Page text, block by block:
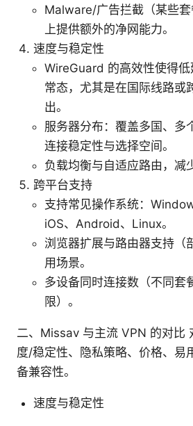
Malware/广告拦截（某些
上提供额外的净网能力。
速度与稳定性
WireGuard 的高效性使得
常态，尤其是在国际线路或
出。
服务器分布：覆盖多国、多
连接稳定性与选择空间。
负载均衡与自适应路由，减
跨平台支持
支持常见操作系统：
iOS、Android、Linux。
浏览器扩展与路由器支持（
用场景。
多设备同时连接数（不同套
限）。
二、Missav 与主流 VPN 的对比
度/稳定性、隐私策略、价格、易
备兼容性。
速度与稳定性